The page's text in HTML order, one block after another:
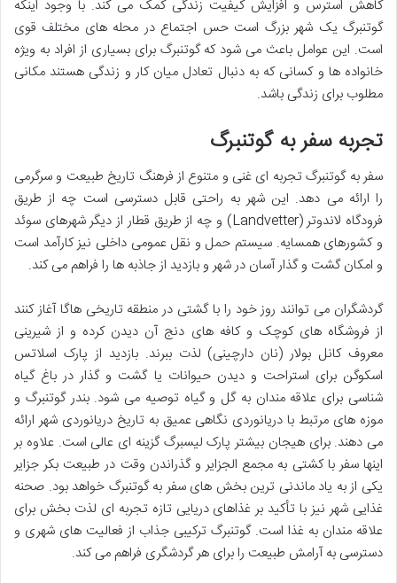
کاهش استرس و افزایش کیفیت زندگی کمک می کند. با وجود اینکه
گوتنبرگ یک شهر بزرگ است حس اجتماع در محله های مختلف قوی
است. این عوامل باعث می شود که گوتنبرگ برای بسیاری از افراد به ویژه
خانواده ها و کسانی که به دنبال تعادل میان کار و زندگی هستند مکانی
مطلوب برای زندگی باشد.
تجربه سفر به گوتنبرگ
سفر به گوتنبرگ تجربه ای غنی و متنوع از فرهنگ تاریخ طبیعت و سرگرمی
را ارائه می دهد. این شهر به راحتی قابل دسترسی است چه از طریق
فرودگاه لاندوتر (Landvetter) و چه از طریق قطار از دیگر شهرهای سوئد
و کشورهای همسایه. سیستم حمل و نقل عمومی داخلی نیز کارآمد است
و امکان گشت و گذار آسان در شهر و بازدید از جاذبه ها را فراهم می کند.
گردشگران می توانند روز خود را با گشتی در منطقه تاریخی هاگا آغاز کنند
از فروشگاه های کوچک و کافه های دنج آن دیدن کرده و از شیرینی
معروف کانل بولار (نان دارچینی) لذت ببرند. بازدید از پارک اسلاتس
اسکوگن برای استراحت و دیدن حیوانات یا گشت و گذار در باغ گیاه
شناسی برای علاقه مندان به گل و گیاه توصیه می شود. بندر گوتنبرگ و
موزه های مرتبط با دریانوردی نگاهی عمیق به تاریخ دریانوردی شهر ارائه
می دهند. برای هیجان بیشتر پارک لیسبرگ گزینه ای عالی است. علاوه بر
اینها سفر با کشتی به مجمع الجزایر و گذراندن وقت در طبیعت بکر جزایر
یکی از به یاد ماندنی ترین بخش های سفر به گوتنبرگ خواهد بود. صحنه
غذایی شهر نیز با تأکید بر غذاهای دریایی تازه تجربه ای لذت بخش برای
علاقه مندان به غذا است. گوتنبرگ ترکیبی جذاب از فعالیت های شهری و
دسترسی به آرامش طبیعت را برای هر گردشگری فراهم می کند.